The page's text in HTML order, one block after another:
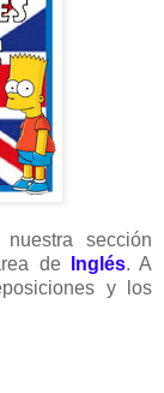
sección
de Inglés. A
y los